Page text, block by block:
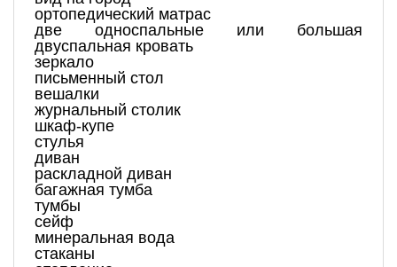
ортопедический матрас
две односпальные или большая
двуспальная кровать
зеркало
письменный стол
вешалки
журнальный столик
шкаф-купе
стулья
диван
раскладной диван
багажная тумба
тумбы
сейф
минеральная вода
стаканы